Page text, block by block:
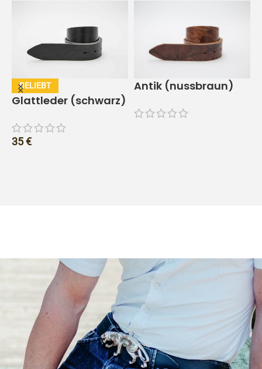
Glattleder (schwarz)
35€
Antik (nussbraun)